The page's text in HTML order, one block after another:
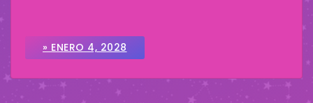
» ENERO 4, 2028